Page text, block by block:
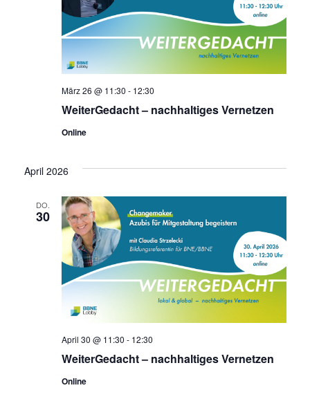
WeiterGedacht – nachhaltiges Vernetzen
März 26 @ 11:30 - 12:30
Online
April 2026
DO.
30
WeiterGedacht – nachhaltiges Vernetzen
April 30 @ 11:30 - 12:30
Online